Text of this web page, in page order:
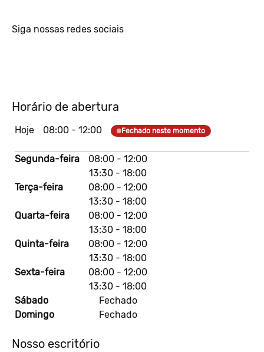
Siga nossas redes sociais
Horário de abertura
Hoje 08:00 - 12:00 Fechado neste momento
Segunda-feira 08:00 - 12:00
13:30 - 18:00
Terça-feira
08:00 - 12:00
13:30 - 18:00
Quarta-feira
08:00 - 12:00
13:30 - 18:00
Quinta-feira
08:00 - 12:00
13:30 - 18:00
Sexta-feira
08:00 - 12:00
13:30 - 18:00
Sábado
Fechado
Domingo
Fechado
Nosso escritório